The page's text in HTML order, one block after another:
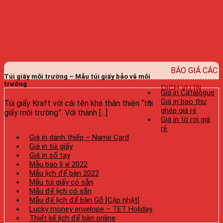
Túi giấy môi trường – Mẫu túi giấy bảo vệ môi
trường
Túi giấy Kraft với cái tên khá thân thiện “túi
giấy môi trường”. Với thành [...]
BÁO GIÁ CÁC
DỊCH VỤ IN
Giá in Catalogue
Giá in bao thư
ghép giá rẻ
Giá in tờ rơi giá
rẻ
Giá in danh thiếp – Name Card
Giá in túi giấy
Giá in sổ tay
Mẫu bao lì xì 2022
Mẫu lịch để bàn 2022
Mẫu túi giấy có sẵn
Mẫu đế lịch có sẵn
Mẫu đế lịch để bàn Gỗ [Cập nhật]
Lucky money envelope – TET Holiday
Thiết kế lịch để bàn online